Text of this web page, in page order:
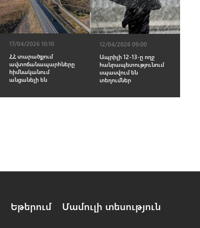
17/04/2026 10:10
ՀՀ տարածքում
ավտոճանապարհները
հիմնականում
անցանելի են
12/04/2026 09:00
Ապրիլի 12-13-ը ողջ
հանրապետությունում
սպասվում են
տեղումներ
Եթերում
Մամուլի տեսություն